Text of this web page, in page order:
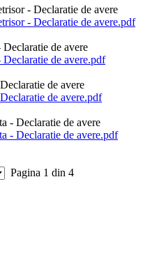
- Declaratie de avere
- Declaratie de avere.pdf
de avere
de avere.pdf
de avere
de avere.pdf
- Declaratie de avere
- Declaratie de avere.pdf
Pagina 1 din 4